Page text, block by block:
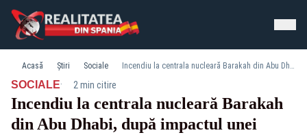
Acasă Știri Sociale Incendiu la centrala nucleară Barakah din Abu Dhabi, după impactul unei drone
SOCIALE· 2 min citire
Incendiu la centrala nucleară Barakah
din Abu Dhabi, după impactul unei